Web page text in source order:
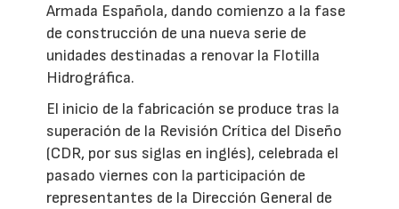
Armada Española, dando comienzo a la fase
de construcción de una nueva serie de
unidades destinadas a renovar la Flotilla
Hidrográfica.
El inicio de la fabricación se produce tras la
superación de la Revisión Crítica del Diseño
(CDR, por sus siglas en inglés), celebrada el
pasado viernes con la participación de
representantes de la Dirección General de